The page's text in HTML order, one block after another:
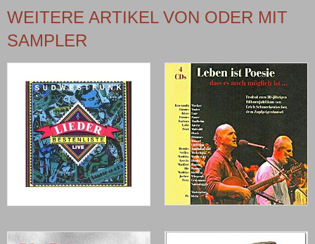
WEITERE ARTIKEL VON ODER MIT
SAMPLER